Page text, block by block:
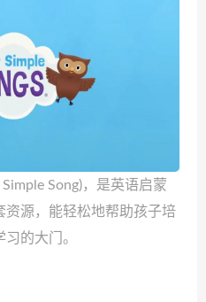
Song)，是英语启蒙
资源，能轻松地帮助孩子培
的大门。